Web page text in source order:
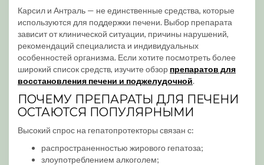
Карсил и Антраль — не единственные средства, которые
используются для поддержки печени. Выбор препарата
зависит от клинической ситуации, причины нарушений,
рекомендаций специалиста и индивидуальных
особенностей организма. Если хотите посмотреть более
широкий список средств, изучите обзор препаратов для
восстановления печени и поджелудочной.
ПОЧЕМУ ПРЕПАРАТЫ ДЛЯ ПЕЧЕНИ
ОСТАЮТСЯ ПОПУЛЯРНЫМИ
Высокий спрос на гепатопротекторы связан с:
распространенностью жирового гепатоза;
злоупотреблением алкоголем;